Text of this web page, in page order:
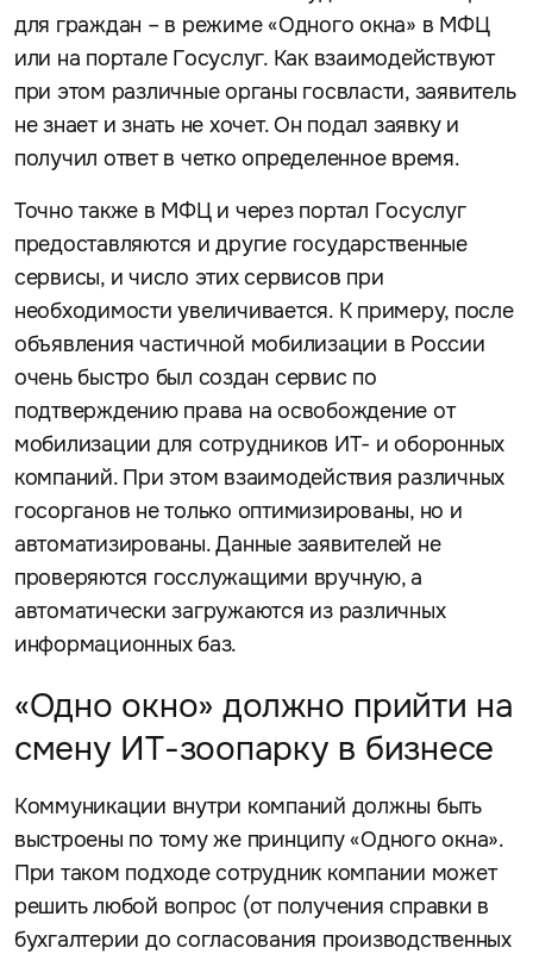
для граждан – в режиме «Одного окна» в МФЦ
или на портале Госуслуг. Как взаимодействуют
при этом различные органы госвласти, заявитель
не знает и знать не хочет. Он подал заявку и
получил ответ в четко определенное время.
Точно также в МФЦ и через портал Госуслуг
предоставляются и другие государственные
сервисы, и число этих сервисов при
необходимости увеличивается. К примеру, после
объявления частичной мобилизации в России
очень быстро был создан сервис по
подтверждению права на освобождение от
мобилизации для сотрудников ИТ- и оборонных
компаний. При этом взаимодействия различных
госорганов не только оптимизированы, но и
автоматизированы. Данные заявителей не
проверяются госслужащими вручную, а
автоматически загружаются из различных
информационных баз.
«Одно окно» должно прийти на
смену ИТ-зоопарку в бизнесе
Коммуникации внутри компаний должны быть
выстроены по тому же принципу «Одного окна».
При таком подходе сотрудник компании может
решить любой вопрос (от получения справки в
бухгалтерии до согласования производственных